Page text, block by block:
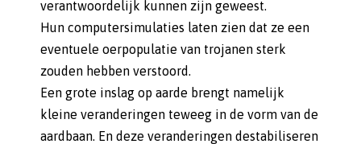
verantwoordelijk kunnen zijn geweest.
Hun computersimulaties laten zien dat ze een
eventuele oerpopulatie van trojanen sterk
zouden hebben verstoord.
Een grote inslag op aarde brengt namelijk
kleine veranderingen teweeg in de vorm van de
aardbaan. En deze veranderingen destabiliseren